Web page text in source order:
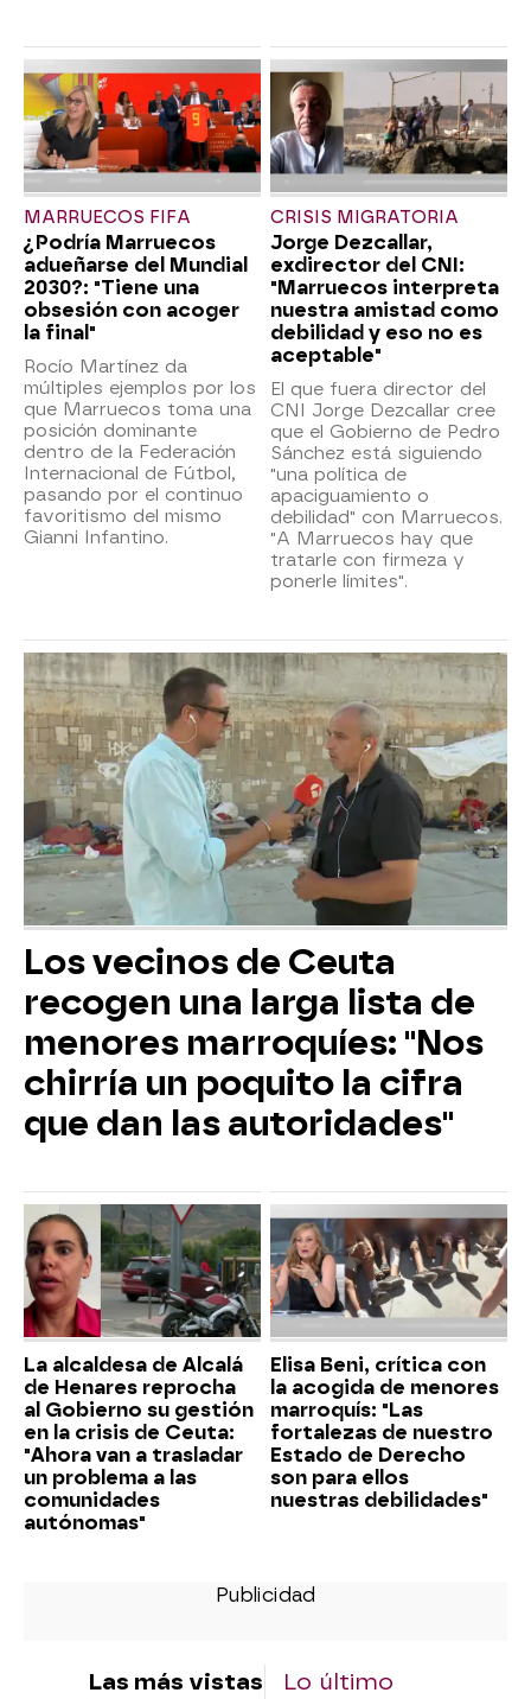
MARRUECOS FIFA
¿Podría Marruecos
adueñarse del Mundial
2030?: "Tiene una
obsesión con acoger
la final"
Rocío Martínez da
múltiples ejemplos por los
que Marruecos toma una
posición dominante
dentro de la Federación
Internacional de Fútbol,
pasando por el continuo
favoritismo del mismo
Gianni Infantino.
CRISIS MIGRATORIA
Jorge Dezcallar,
exdirector del CNI:
"Marruecos interpreta
nuestra amistad como
debilidad y eso no es
aceptable"
El que fuera director del
CNI Jorge Dezcallar cree
que el Gobierno de Pedro
Sánchez está siguiendo
"una política de
apaciguamiento o
debilidad" con Marruecos.
"A Marruecos hay que
tratarle con firmeza y
ponerle límites".
Los vecinos de Ceuta
recogen una larga lista de
menores marroquíes: "Nos
chirría un poquito la cifra
que dan las autoridades"
La alcaldesa de Alcalá
de Henares reprocha
al Gobierno su gestión
en la crisis de Ceuta:
"Ahora van a trasladar
un problema a las
comunidades
autónomas"
Elisa Beni, crítica con
la acogida de menores
marroquís: "Las
fortalezas de nuestro
Estado de Derecho
son para ellos
nuestras debilidades"
Las más vistas Lo último